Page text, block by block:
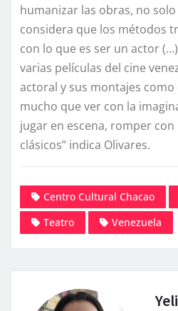
humanizar las obras, no
considera que los métodos
con lo que es ser un actor
varias películas del cine
actoral y sus montajes
mucho que ver con la
jugar en escena, romper con
clásicos” indica Olivares.
Centro Cultural Chacao
Teatro
Venezuela